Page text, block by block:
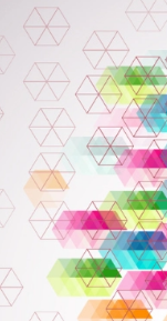
Justiça criminal
LGBTQIA+
Liberdade de